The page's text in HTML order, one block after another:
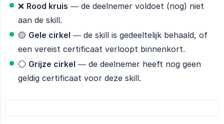
❌ Rood kruis — de deelnemer voldoet (nog) niet
aan de skill.
🟡 Gele cirkel — de skill is gedeeltelijk behaald, of
een vereist certificaat verloopt binnenkort.
⚪ Grijze cirkel — de deelnemer heeft nog geen
geldig certificaat voor deze skill.